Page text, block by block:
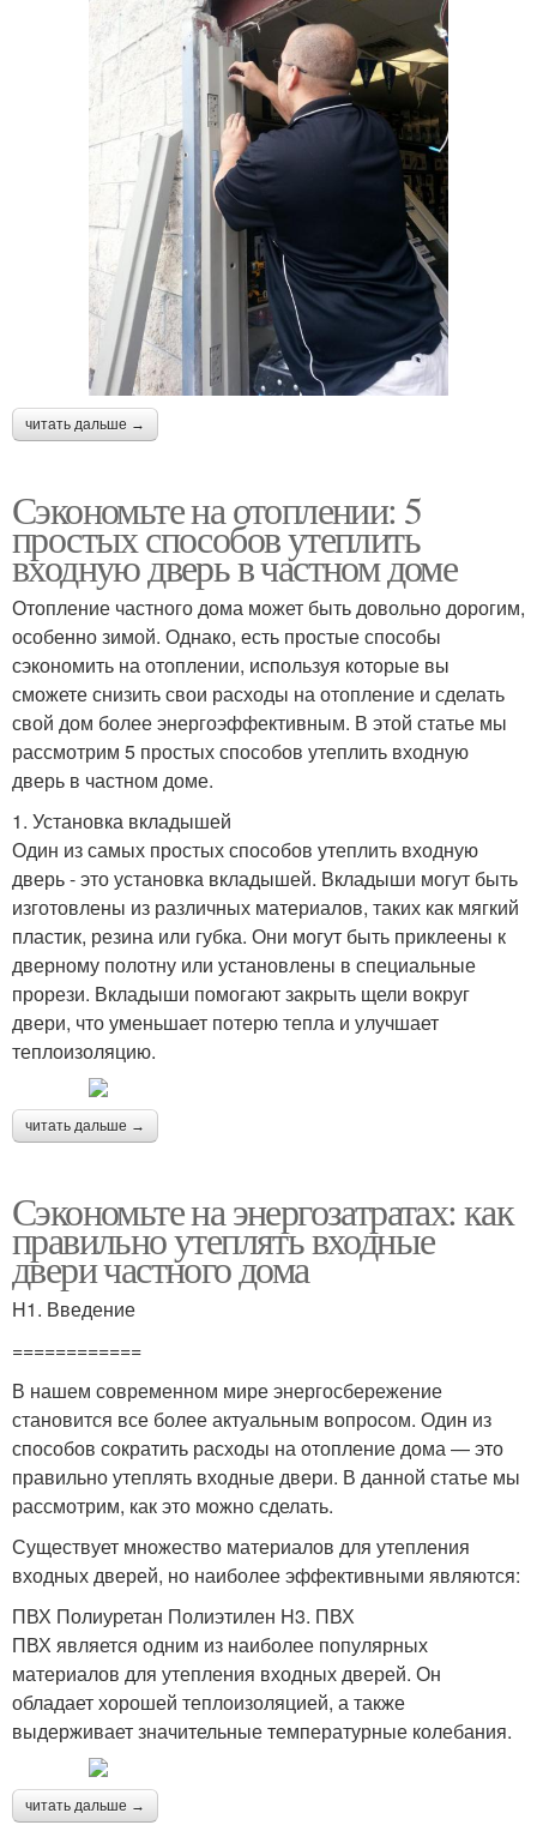
читать дальше →
Сэкономьте на отоплении: 5
простых способов утеплить
входную дверь в частном доме
Отопление частного дома может быть довольно дорогим,
особенно зимой. Однако, есть простые способы
сэкономить на отоплении, используя которые вы
сможете снизить свои расходы на отопление и сделать
свой дом более энергоэффективным. В этой статье мы
рассмотрим 5 простых способов утеплить входную
дверь в частном доме.
1. Установка вкладышей
Один из самых простых способов утеплить входную
дверь - это установка вкладышей. Вкладыши могут быть
изготовлены из различных материалов, таких как мягкий
пластик, резина или губка. Они могут быть приклеены к
дверному полотну или установлены в специальные
прорези. Вкладыши помогают закрыть щели вокруг
двери, что уменьшает потерю тепла и улучшает
теплоизоляцию.
читать дальше →
Сэкономьте на энергозатратах: как
правильно утеплять входные
двери частного дома
H1. Введение
============
В нашем современном мире энергосбережение
становится все более актуальным вопросом. Один из
способов сократить расходы на отопление дома — это
правильно утеплять входные двери. В данной статье мы
рассмотрим, как это можно сделать.
Существует множество материалов для утепления
входных дверей, но наиболее эффективными являются:
ПВХ Полиуретан Полиэтилен H3. ПВХ
ПВХ является одним из наиболее популярных
материалов для утепления входных дверей. Он
обладает хорошей теплоизоляцией, а также
выдерживает значительные температурные колебания.
читать дальше →